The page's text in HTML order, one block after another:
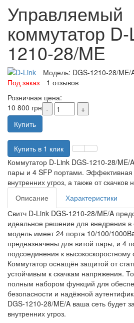
Управляемый
коммутатор
1210-28/ME
Модель: DGS-1210-28/ME/
Под заказ
1 отзывов
Розничная цена:
10 800 грн
Купить
Купить в 1 клик
Коммутатор D-Link DGS-1210-28/ME/
пары и 4 SFP портами.
внутренних угроз, а также от скачков
Описание
Характеристики
Свитч D-Link DGS-1210-28/ME/A
идеальное решение для внедрения
модель имеет 24 порта 10/100/
предназначены для витой пары, и 4
подсоединения к высокоскоростному
Коммутатор оснащён защитой от
устойчивым к скачкам напряжения.
полным набором функций для
безопасности и надёжной
DGS-1210-28/ME/A ваша сеть будет
внутренних угроз.